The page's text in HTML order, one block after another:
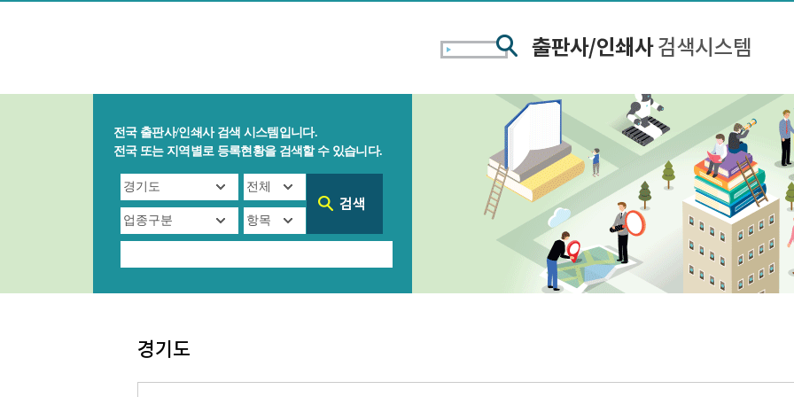
전국 출판사/인쇄사 검색 시스템입니다.
전국 또는 지역별로 등록현황을 검색할 수 있습니다.
경기도